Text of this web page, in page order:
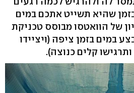
שהיא תשייט אתכם במים
של הוואטסו מבוסס טכניקת
במים בזמן ציפה (ויציידו
קלים כנוצה).